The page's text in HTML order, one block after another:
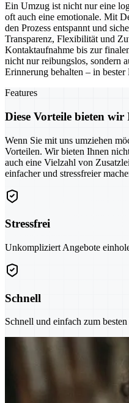
Ein Umzug ist nicht nur eine
oft auch eine emotionale. Mit
den Prozess entspannt und
Transparenz, Flexibilität und
Kontaktaufnahme bis zur
nicht nur reibungslos, sondern
Erinnerung behalten – in bester
Features
Diese Vorteile bieten wir
Wenn Sie mit uns umziehen
Vorteilen. Wir bieten Ihnen
auch eine Vielzahl von
einfacher und stressfreier
Stressfrei
Unkompliziert Angebote
Schnell
Schnell und einfach zum